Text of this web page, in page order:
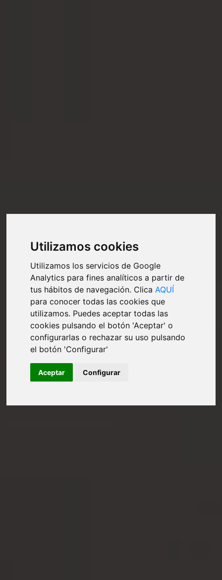
Utilizamos cookies
Utilizamos los servicios de Google
Analytics para fines analíticos a partir de
tus hábitos de navegación. ClicaAQUÍ
para conocer todas las cookies que
utilizamos. Puedes aceptar todas las
cookies pulsando el botón 'Aceptar' o
configurarlas o rechazar su uso pulsando
el botón 'Configurar'
Aceptar Configurar